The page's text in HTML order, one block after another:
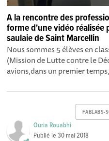
A la rencontre des
forme d'une vidéo réalisée
saulaie de Saint Marcellin
Nous sommes 5 élèves en
(Mission de Lutte contre le
avions,dans un premier
FABLABS-
Ouria Rouabhi
Publié le30 mai 2018